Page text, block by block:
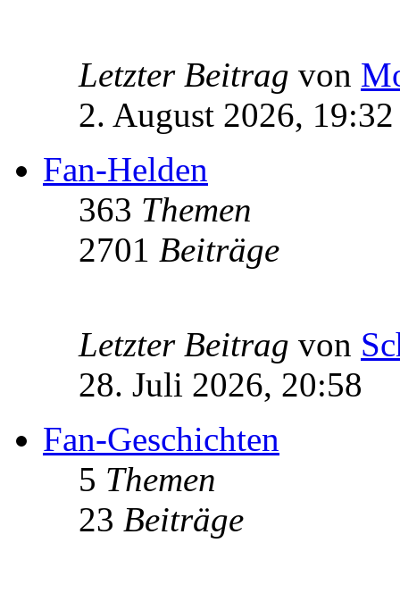
Letzter Beitrag von
2. August 2026, 19:32
Fan-Helden
363 Themen
2701 Beiträge
Letzter Beitrag von
28. Juli 2026, 20:58
Fan-Geschichten
5 Themen
23 Beiträge